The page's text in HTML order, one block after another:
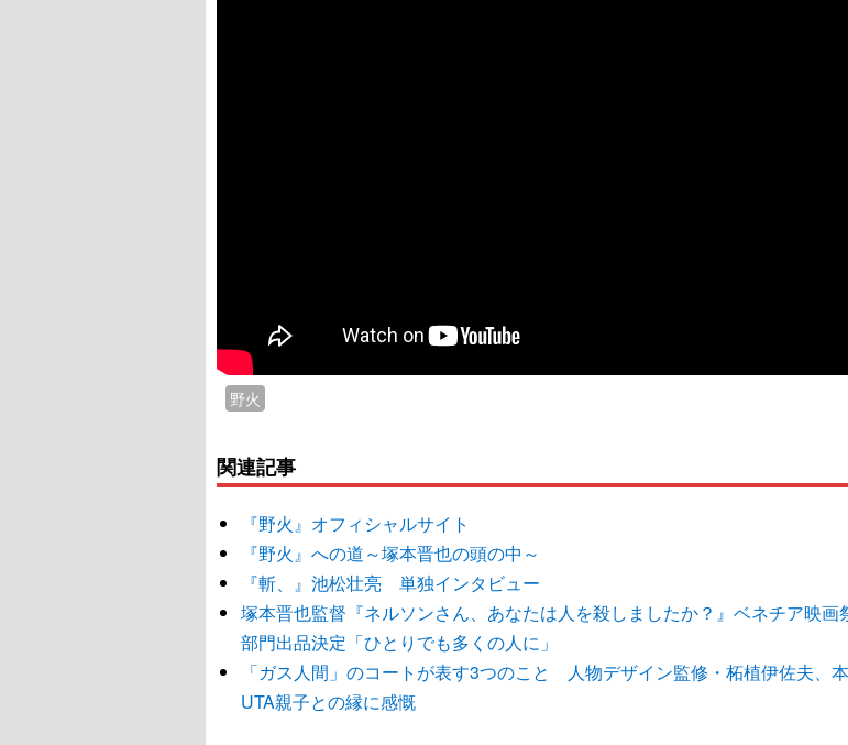
野火
関連記事
『野火』オフィシャルサイト
『野火』への道～塚本晋也の頭の中～
『斬、』池松壮亮 単独インタビュー
塚本晋也監督『ネルソンさん、あなたは人を殺しましたか？』ベネチア映画
部門出品決定「ひとりでも多くの人に」
「ガス人間」のコートが表す3つのこと 人物デザイン監修・柘植伊佐夫、
UTA親子との縁に感慨